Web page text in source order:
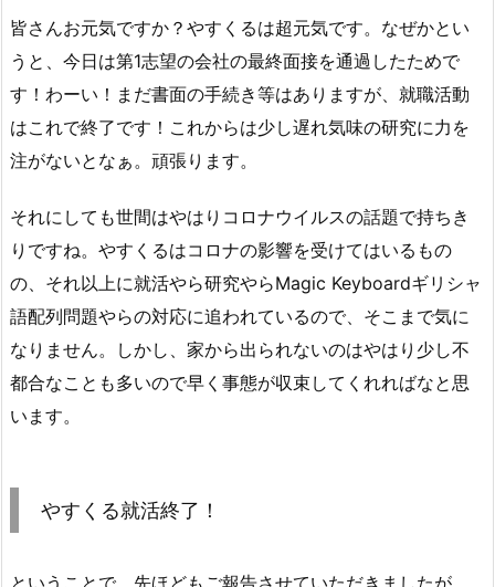
皆さんお元気ですか？やすくるは超元気です。なぜかとい
うと、今日は第1志望の会社の最終面接を通過したためで
す！わーい！まだ書面の手続き等はありますが、就職活動
はこれで終了です！これからは少し遅れ気味の研究に力を
注がないとなぁ。頑張ります。
それにしても世間はやはりコロナウイルスの話題で持ちき
りですね。やすくるはコロナの影響を受けてはいるもの
の、それ以上に就活やら研究やらMagic Keyboardギリシャ
語配列問題やらの対応に追われているので、そこまで気に
なりません。しかし、家から出られないのはやはり少し不
都合なことも多いので早く事態が収束してくれればなと思
います。
やすくる就活終了！
ということで、先ほどもご報告させていただきましたが、